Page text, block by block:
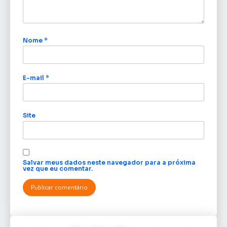
Nome *
E-mail *
Site
Salvar meus dados neste navegador para a próxima
vez que eu comentar.